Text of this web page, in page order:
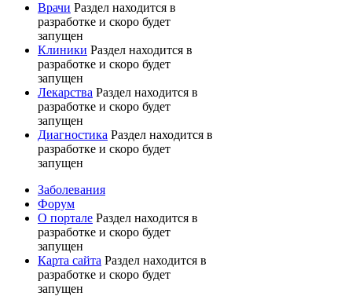
Врачи Раздел находится в
разработке и скоро будет
запущен
Клиники Раздел находится в
разработке и скоро будет
запущен
Лекарства Раздел находится в
разработке и скоро будет
запущен
Диагностика Раздел находится в
разработке и скоро будет
запущен
Заболевания
Форум
О портале Раздел находится в
разработке и скоро будет
запущен
Карта сайта Раздел находится в
разработке и скоро будет
запущен